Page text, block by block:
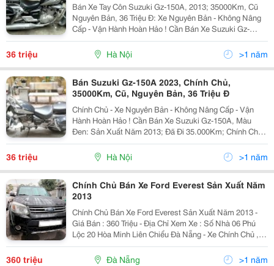
Bán Xe Tay Côn Suzuki Gz-150A, 2013; 35000Km, Cũ
Nguyên Bản, 36 Triệu Đ: Xe Nguyên Bản - Không Nâng
Cấp - Vận Hành Hoàn Hảo ! Cần Bán Xe Suzuki Gz-
150A, Màu Đen: Sản Xuất Năm 2013; Đã Đi 35.000Km;
Tôi Là Chủ Thứ 2, Năm 2020 Đã Mua Lại Xe Và Đã...
36 triệu Hà Nội >1 năm
Bán Suzuki Gz-150A 2023, Chính Chủ,
35000Km, Cũ, Nguyên Bản, 36 Triệu Đ
Chính Chủ - Xe Nguyên Bản - Không Nâng Cấp - Vận
Hành Hoàn Hảo ! Cần Bán Xe Suzuki Gz-150A, Màu
Đen: Sản Xuất Năm 2013; Đã Đi 35.000Km; Chính Chủ,
Tôi Là Chủ Thứ 2, Năm 2020 Đã Mua Lại Xe Và Đã
Chuyển Giấy Đăng Ký Sang Tên Tôi; Từ Năm 2020 Xe
36 triệu Hà Nội >1 năm
Chính Chủ Bán Xe Ford Everest Sản Xuất Năm
2013
Chính Chủ Bán Xe Ford Everest Sản Xuất Năm 2013 -
Giá Bán : 360 Triệu - Địa Chỉ Xem Xe : Số Nhà 06 Phú
Lộc 20 Hòa Minh Liên Chiểu Đà Nẵng - Xe Chính Chủ ,Xe
Đẹp Chắc Khoẻ, Ko Lỗi, Ko Đâm Đụng Ko Ngập Nước -
Tình Trạng : Xe Đẹp,Đang Sử Dụng Tốt - Bao...
360 triệu Đà Nẵng >1 năm